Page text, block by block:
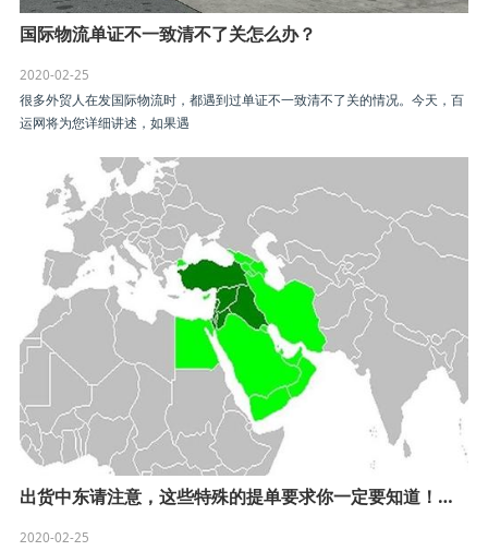
国际物流单证不一致清不了关怎么办？
2020-02-25
很多外贸人在发国际物流时，都遇到过单证不一致清不了关的情况。今天，百
运网将为您详细讲述，如果遇
出货中东请注意，这些特殊的提单要求你一定要知道！（最全）
2020-02-25